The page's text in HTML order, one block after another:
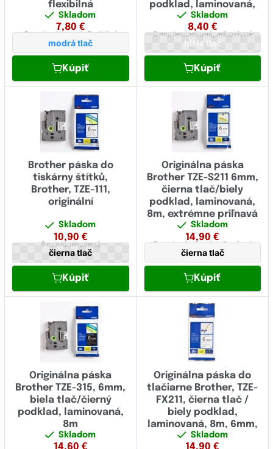
flexibilná
Skladom
7,80 €
6 mmlaminovaná,flexibilná
modrá tlač
Kúpiť
podklad, laminovaná,
extrémne adhézny
Skladom
8,40 €
6 mmlaminovaná,adhezivná
biela tlač
Kúpiť
Brother páska do
tiskárny štítků,
Brother, TZE-111,
originální
Skladom
10,90 €
6 mmlaminovaná
čierna tlač
Kúpiť
Originálna páska
Brother TZE-S211 6mm,
čierna tlač/biely
podklad, laminovaná,
8m, extrémne priľnavá
Skladom
14,90 €
6 mmlaminovaná,adhezivná
čierna tlač
Kúpiť
Originálna páska
Brother TZE-315, 6mm,
biela tlač/čierný
podklad, laminovaná,
8m
Skladom
14,60 €
Originálna páska do
tlačiarne Brother, TZE-
FX211, čierna tlač /
biely podklad,
laminovaná, 8m, 6mm,
flexibilná
Skladom
14,90 €